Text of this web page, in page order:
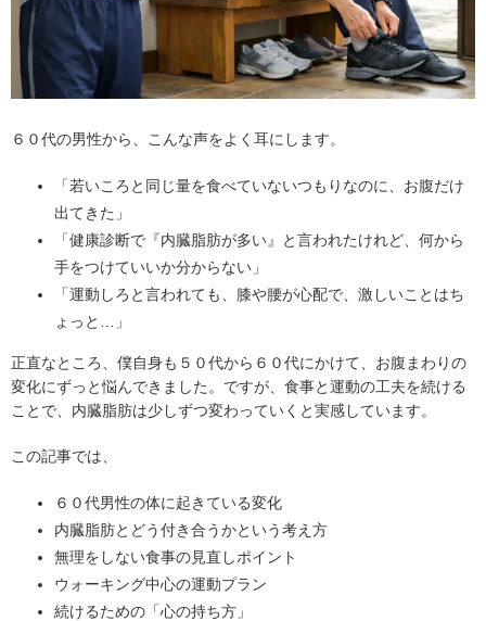
６０代の男性から、こんな声をよく耳にします。
「若いころと同じ量を食べていないつもりなのに、お腹だけ
出てきた」
「健康診断で『内臓脂肪が多い』と言われたけれど、何から
手をつけていいか分からない」
「運動しろと言われても、膝や腰が心配で、激しいことはち
ょっと…」
正直なところ、僕自身も５０代から６０代にかけて、お腹まわりの
変化にずっと悩んできました。ですが、食事と運動の工夫を続ける
ことで、内臓脂肪は少しずつ変わっていくと実感しています。
この記事では、
６０代男性の体に起きている変化
内臓脂肪とどう付き合うかという考え方
無理をしない食事の見直しポイント
ウォーキング中心の運動プラン
続けるための「心の持ち方」